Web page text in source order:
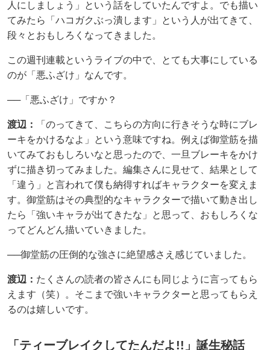
人にしましょう」という話をしていたんですよ。でも描い
てみたら「ハコガクぶっ潰します」という人が出てきて、
段々とおもしろくなってきました。
この週刊連載というライブの中で、とても大事にしている
のが「悪ふざけ」なんです。
──「悪ふざけ」ですか？
渡辺：
「のってきて、こちらの方向に行きそうな時にブレ
ーキをかけるなよ」という意味ですね。例えば御堂筋を描
いてみておもしろいなと思ったので、一旦ブレーキをかけ
ずに描き切ってみました。編集さんに見せて、結果として
「違う」と言われて僕も納得すればキャラクターを変えま
す。御堂筋はその典型的なキャラクターで描いて動き出し
たら「強いキャラが出てきたな」と思って、おもしろくな
ってどんどん描いていきました。
──御堂筋の圧倒的な強さに絶望感さえ感じていました。
渡辺： たくさんの読者の皆さんにも同じように言ってもら
えます（笑）。そこまで強いキャラクターと思ってもらえ
るのは嬉しいです。
「ティーブレイクしてたんだよ!!」誕生秘話